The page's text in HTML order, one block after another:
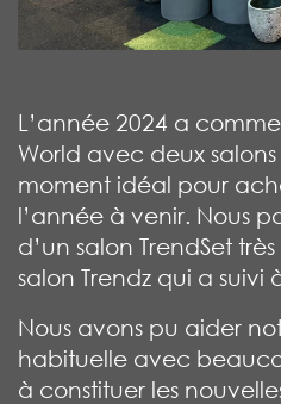
L’année 2024 a
World avec deux
moment idéal pour
l’année à venir. Nous
d’un salon TrendSet
salon Trendz qui a suivi
Nous avons pu aider
habituelle avec
à constituer les